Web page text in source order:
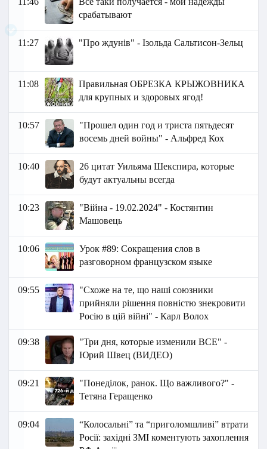
срабатывают
11:27 "Про ждунів" - Ізольда Сальтисон-Зельц
11:08
Правильная ОБРЕЗКА КРЫЖОВНИКА
для крупных и здоровых ягод!
10:57
"Прошел один год и триста пятьдесят
восемь дней войны" - Альфред Кох
10:40
26 цитат Уильяма Шекспира, которые
будут актуальны всегда
10:23
"Війна - 19.02.2024" - Костянтин
Машовець
10:06
Урок #89: Сокращения слов в
разговорном французском языке
09:55
"Схоже на те, що наші союзники
прийняли рішення повністю знекровити
Росію в цій війні" - Карл Волох
09:38
"Три дня, которые изменили ВСЕ" -
Юрий Швец (ВИДЕО)
09:21
"Понеділок, ранок. Що важливого?" -
Тетяна Геращенко
09:04
“Колосальні” та “приголомшливі” втрати
Росії: західні ЗМІ коментують захоплення